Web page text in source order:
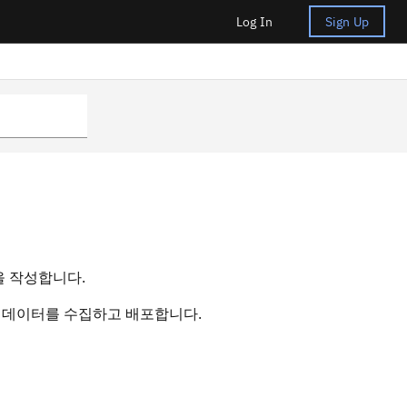
Log In Sign Up
작성합니다.
이터를 수집하고 배포합니다.